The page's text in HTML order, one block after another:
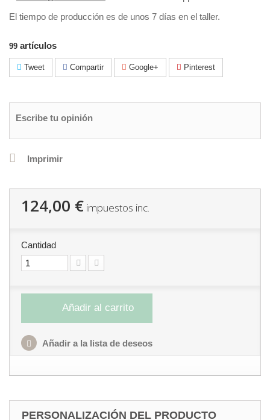
El tiempo de producción es de unos 7 días en el taller.
99 artículos
Tweet Compartir Google+ Pinterest
Escribe tu opinión
Imprimir
124,00 € impuestos inc.
Cantidad
Añadir al carrito
Añadir a la lista de deseos
PERSONALIZACIÓN DEL PRODUCTO